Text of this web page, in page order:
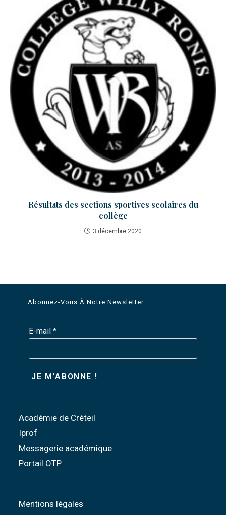
Résultats des sections sportives scolaires du
collège
3 décembre 2020
Abonnez-Vous À Notre Newsletter
E-mail*
Académie de Créteil
Iprof
Messagerie académique
Portail OTP
Mentions légales